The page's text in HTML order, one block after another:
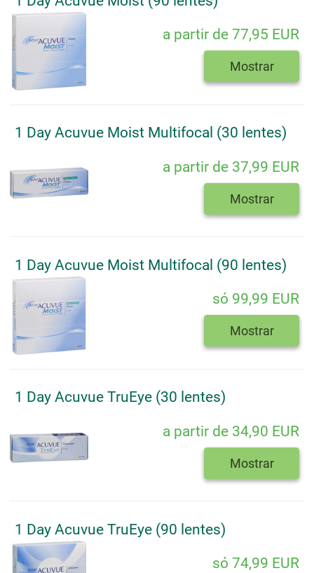
a partir de 77,95 EUR
Mostrar
1 Day Acuvue Moist Multifocal (30 lentes)
a partir de 37,99 EUR
Mostrar
1 Day Acuvue Moist Multifocal (90 lentes)
só 99,99 EUR
Mostrar
1 Day Acuvue TruEye (30 lentes)
a partir de 34,90 EUR
Mostrar
1 Day Acuvue TruEye (90 lentes)
só 74,99 EUR